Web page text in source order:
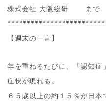
株式会社 大阪総研 まで
【週末の一言】
年を重ねるたびに、「認知症
症状が現れる。
６５歳以上の約１５％が日本